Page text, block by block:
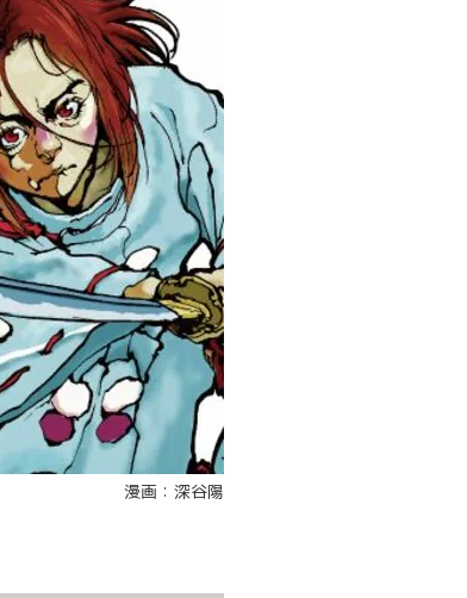
漫画：深谷陽